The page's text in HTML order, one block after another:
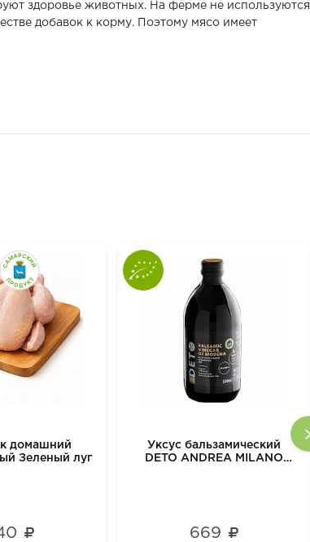
здоровье животных. На ферме не используются
добавок к корму. Поэтому мясо имеет
домашний
Зеленый луг
Уксус бальзамический
DETO ANDREA MILANO
669